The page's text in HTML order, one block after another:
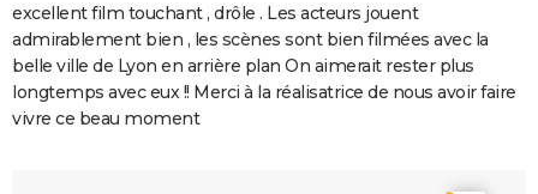
excellent film touchant , drôle . Les acteurs jouent
admirablement bien , les scènes sont bien filmées avec la
belle ville de Lyon en arrière plan On aimerait rester plus
longtemps avec eux !! Merci à la réalisatrice de nous avoir faire
vivre ce beau moment